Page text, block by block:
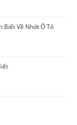
Biết Về Nhớt Ô Tô